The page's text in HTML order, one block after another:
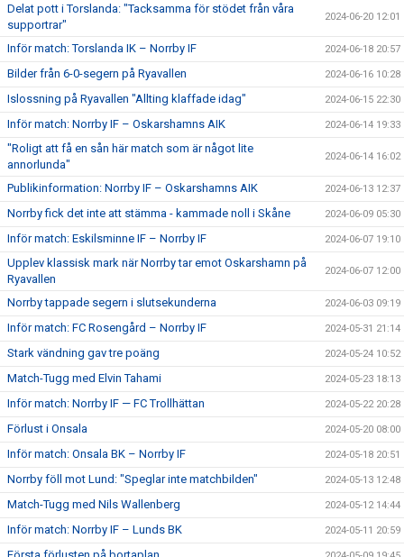
Delat pott i Torslanda: "Tacksamma för stödet från våra
supportrar"
2024-06-20 12:01
Inför match: Torslanda IK – Norrby IF 2024-06-18 20:57
Bilder från 6-0-segern på Ryavallen 2024-06-16 10:28
Islossning på Ryavallen "Allting klaffade idag" 2024-06-15 22:30
Inför match: Norrby IF – Oskarshamns AIK 2024-06-14 19:33
"Roligt att få en sån här match som är något lite
annorlunda"
2024-06-14 16:02
Publikinformation: Norrby IF – Oskarshamns AIK 2024-06-13 12:37
Norrby fick det inte att stämma - kammade noll i Skåne 2024-06-09 05:30
Inför match: Eskilsminne IF – Norrby IF 2024-06-07 19:10
Upplev klassisk mark när Norrby tar emot Oskarshamn på
Ryavallen
2024-06-07 12:00
Norrby tappade segern i slutsekunderna 2024-06-03 09:19
Inför match: FC Rosengård – Norrby IF 2024-05-31 21:14
Stark vändning gav tre poäng 2024-05-24 10:52
Match-Tugg med Elvin Tahami 2024-05-23 18:13
Inför match: Norrby IF — FC Trollhättan 2024-05-22 20:28
Förlust i Onsala 2024-05-20 08:00
Inför match: Onsala BK – Norrby IF 2024-05-18 20:51
Norrby föll mot Lund: "Speglar inte matchbilden" 2024-05-13 12:48
Match-Tugg med Nils Wallenberg 2024-05-12 14:44
Inför match: Norrby IF – Lunds BK 2024-05-11 20:59